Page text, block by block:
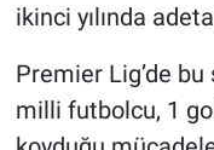
ikinci yılında
Premier Lig’de
milli futbolcu, 1